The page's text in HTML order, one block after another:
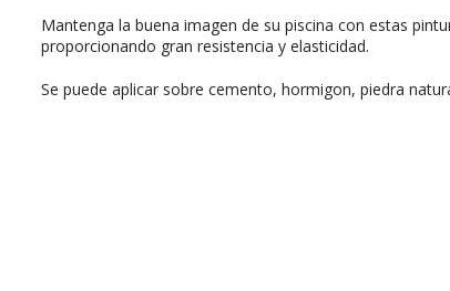
Mantenga la buena imagen de su piscina con estas
proporcionando gran resistencia y elasticidad.
Se puede aplicar sobre cemento, hormigon, piedra